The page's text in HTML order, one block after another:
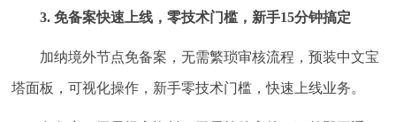
3. 免备案快速上线，零技术门槛，新手15分钟搞定
加纳境外节点免备案，无需繁琐审核流程，预装中文宝
塔面板，可视化操作，新手零技术门槛，快速上线业务。